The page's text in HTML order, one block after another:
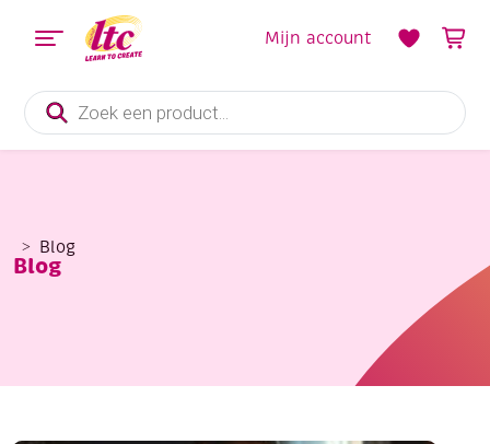
Producten
zoeken
Mijn account
Blog
Blog